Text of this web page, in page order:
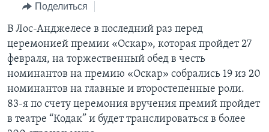
навигации
Перейти
поиск
ИТОГИ
ПОЧЕМУ ЭТО ВАЖНО?
ДИСКУССИЯ VOA
ДЕТАЛИ
НЬЮ-ЙОРК NEW YORK
АМЕРИКА. БОЛЬШОЕ ПУТЕШЕСТВИЕ
НАША АМЕРИКАНСКАЯ ИСТОРИЯ
А КАК В АМЕРИКЕ?
АМЕРИКАНСКИЕ ГОРОДКИ
ТЕСТЫ
ИНТЕРВЬЮ
ФАКТЫ ПРОТИВ ФЕЙКОВ
ЗА СВОБОДУ ПРЕССЫ
УЧИМ АНГЛИЙСКИЙ
ВИДЕО
ПОДПИСКА НА НОВОСТИ
Поделиться
В Лос-Анджелесе в последний раз перед
церемонией премии «Оскар», которая пройдет 27
февраля, на торжественный обед в честь
номинантов на премию «Оскар» собрались 19 из 20
номинантов на главные и второстепенные роли.
83-я по счету церемония вручения премий пройдет
в театре “Кодак” и будет транслироваться в более